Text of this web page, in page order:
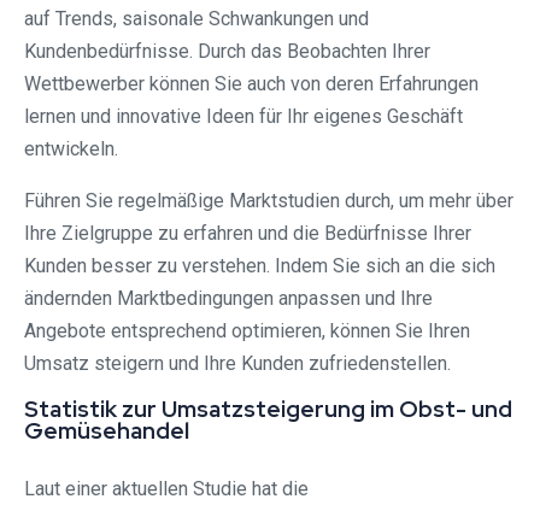
auf Trends, saisonale Schwankungen und
Kundenbedürfnisse. Durch das Beobachten Ihrer
Wettbewerber können Sie auch von deren Erfahrungen
lernen und innovative Ideen für Ihr eigenes Geschäft
entwickeln.
Führen Sie regelmäßige Marktstudien durch, um mehr über
Ihre Zielgruppe zu erfahren und die Bedürfnisse Ihrer
Kunden besser zu verstehen. Indem Sie sich an die sich
ändernden Marktbedingungen anpassen und Ihre
Angebote entsprechend optimieren, können Sie Ihren
Umsatz steigern und Ihre Kunden zufriedenstellen.
Statistik zur Umsatzsteigerung im Obst- und
Gemüsehandel
Laut einer aktuellen Studie hat die